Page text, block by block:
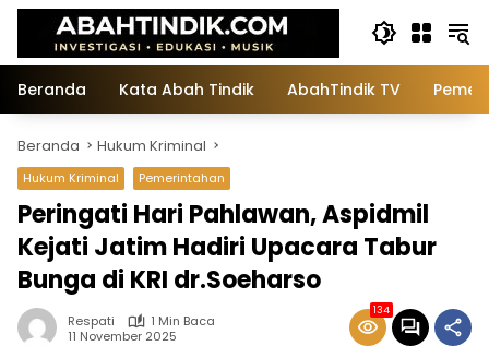
Langsung
konten
Beranda
Kata Abah Tindik AbahTindik TV
Beranda Hukum Kriminal
Hukum Kriminal Pemerintahan
Peringati Hari Pahlawan, Aspidmil
Kejati Jatim Hadiri Upacara Tabur
Bunga di KRI dr.Soeharso
Respati
1 Min Baca
11 November 2025
134